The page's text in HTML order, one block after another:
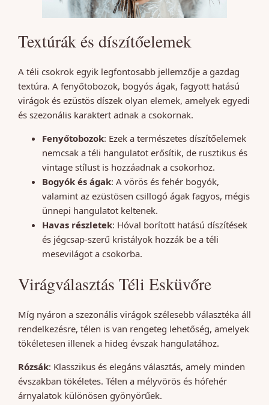
Textúrák és díszítőelemek
A téli csokrok egyik legfontosabb jellemzője a gazdag
textúra. A fenyőtobozok, bogyós ágak, fagyott hatású
virágok és ezüstös díszek olyan elemek, amelyek egyedi
és szezonális karaktert adnak a csokornak.
Fenyőtobozok: Ezek a természetes díszítőelemek
nemcsak a téli hangulatot erősítik, de rusztikus és
vintage stílust is hozzáadnak a csokorhoz.
Bogyók és ágak: A vörös és fehér bogyók,
valamint az ezüstösen csillogó ágak fagyos, mégis
ünnepi hangulatot keltenek.
Havas részletek: Hóval borított hatású díszítések
és jégcsap-szerű kristályok hozzák be a téli
mesevilágot a csokorba.
Virágválasztás Téli Esküvőre
Míg nyáron a szezonális virágok szélesebb választéka áll
rendelkezésre, télen is van rengeteg lehetőség, amelyek
tökéletesen illenek a hideg évszak hangulatához.
Rózsák: Klasszikus és elegáns választás, amely minden
évszakban tökéletes. Télen a mélyvörös és hófehér
árnyalatok különösen gyönyörűek.